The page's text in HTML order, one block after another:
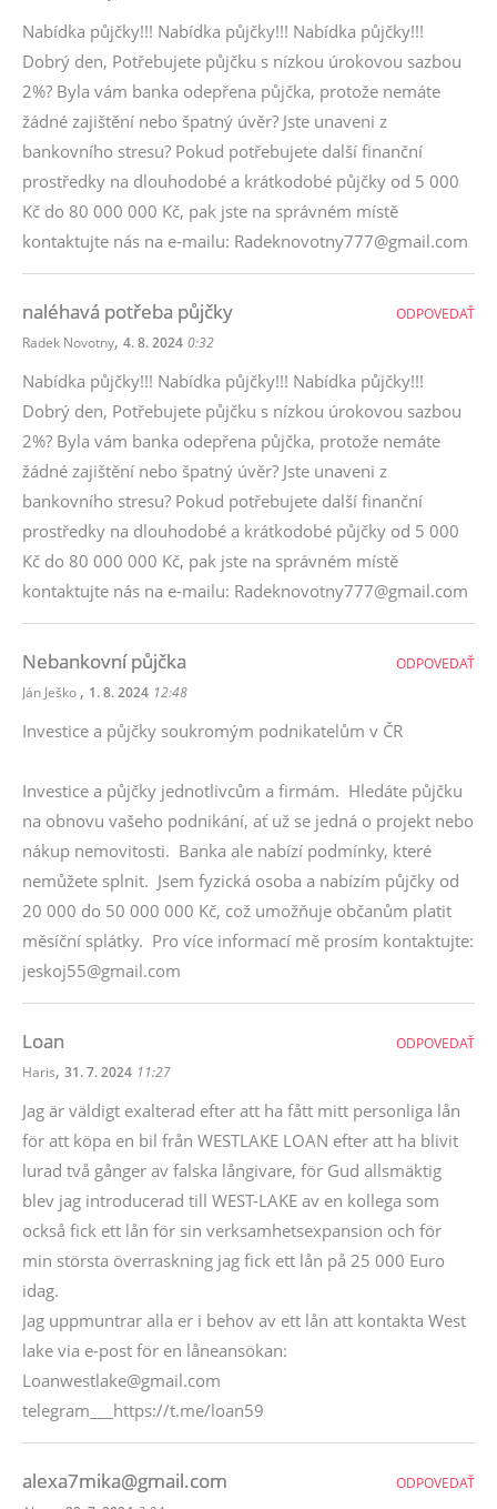
Nabídka půjčky!!! Nabídka půjčky!!! Nabídka půjčky!!!
Dobrý den, Potřebujete půjčku s nízkou úrokovou sazbou
2%? Byla vám banka odepřena půjčka, protože nemáte
žádné zajištění nebo špatný úvěr? Jste unaveni z
bankovního stresu? Pokud potřebujete další finanční
prostředky na dlouhodobé a krátkodobé půjčky od 5 000
Kč do 80 000 000 Kč, pak jste na správném místě
kontaktujte nás na e-mailu: Radeknovotny777@gmail.com
naléhavá potřeba půjčky
Radek Novotny, 4. 8. 2024 0:32
Nabídka půjčky!!! Nabídka půjčky!!! Nabídka půjčky!!!
Dobrý den, Potřebujete půjčku s nízkou úrokovou sazbou
2%? Byla vám banka odepřena půjčka, protože nemáte
žádné zajištění nebo špatný úvěr? Jste unaveni z
bankovního stresu? Pokud potřebujete další finanční
prostředky na dlouhodobé a krátkodobé půjčky od 5 000
Kč do 80 000 000 Kč, pak jste na správném místě
kontaktujte nás na e-mailu: Radeknovotny777@gmail.com
ODPOVEDAŤ
Nebankovní půjčka
Ján Ješko , 1. 8. 2024 12:48
Investice a půjčky soukromým podnikatelům v ČR
Investice a půjčky jednotlivcům a firmám. Hledáte půjčku
na obnovu vašeho podnikání, ať už se jedná o projekt nebo
nákup nemovitosti. Banka ale nabízí podmínky, které
nemůžete splnit. Jsem fyzická osoba a nabízím půjčky od
20 000 do 50 000 000 Kč, což umožňuje občanům platit
měsíční splátky. Pro více informací mě prosím kontaktujte:
jeskoj55@gmail.com
ODPOVEDAŤ
Loan
Haris, 31. 7. 2024 11:27
Jag är väldigt exalterad efter att ha fått mitt personliga lån
för att köpa en bil från WESTLAKE LOAN efter att ha blivit
lurad två gånger av falska långivare, för Gud allsmäktig
blev jag introducerad till WEST-LAKE av en kollega som
också fick ett lån för sin verksamhetsexpansion och för
min största överraskning jag fick ett lån på 25 000 Euro
idag.
Jag uppmuntrar alla er i behov av ett lån att kontakta West
lake via e-post för en låneansökan:
Loanwestlake@gmail.com
telegram___https://t.me/loan59
ODPOVEDAŤ
alexa7mika@gmail.com ODPOVEDAŤ